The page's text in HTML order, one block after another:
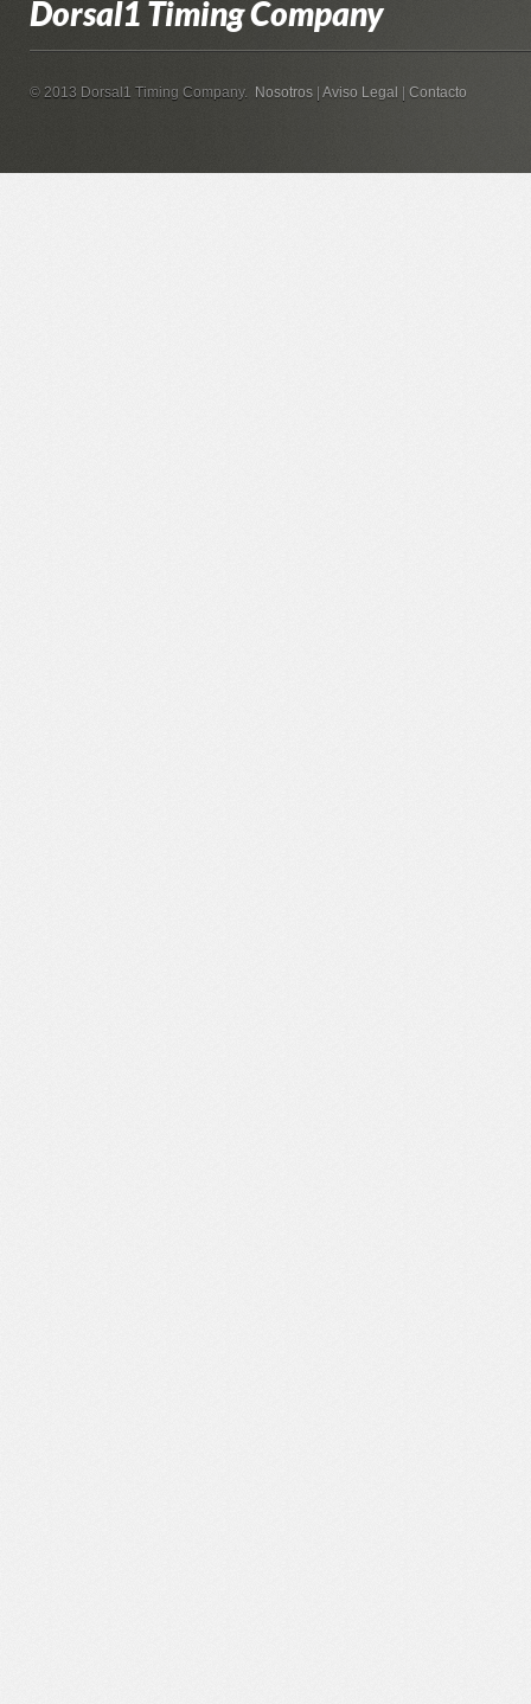
Dorsal1 Timing Company
© 2013 Dorsal1 Timing Company. Nosotros Aviso Legal Contacto